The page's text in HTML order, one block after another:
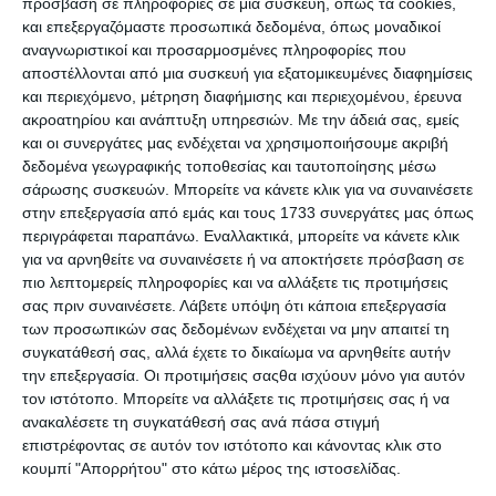
και επεξεργαζόμαστε προσωπικά δεδομένα, όπως μοναδικοί
αναγνωριστικοί και προσαρμοσμένες πληροφορίες που
αποστέλλονται από μια συσκευή για εξατομικευμένες διαφημίσεις
και περιεχόμενο, μέτρηση διαφήμισης και περιεχομένου, έρευνα
ακροατηρίου και ανάπτυξη υπηρεσιών. Με την άδειά σας, εμείς
και οι συνεργάτες μας ενδέχεται να χρησιμοποιήσουμε ακριβή
δεδομένα γεωγραφικής τοποθεσίας και ταυτοποίησης μέσω
σάρωσης συσκευών. Μπορείτε να κάνετε κλικ για να συναινέσετε
στην επεξεργασία από εμάς και τους 1733 συνεργάτες μας όπως
περιγράφεται παραπάνω. Εναλλακτικά, μπορείτε να κάνετε κλικ
για να αρνηθείτε να συναινέσετε ή να αποκτήσετε πρόσβαση σε
πιο λεπτομερείς πληροφορίες και να αλλάξετε τις προτιμήσεις
σας πριν συναινέσετε. Λάβετε υπόψη ότι κάποια επεξεργασία
των προσωπικών σας δεδομένων ενδέχεται να μην απαιτεί τη
συγκατάθεσή σας, αλλά έχετε το δικαίωμα να αρνηθείτε αυτήν
την επεξεργασία. Οι προτιμήσεις σαςθα ισχύουν μόνο για αυτόν
τον ιστότοπο. Μπορείτε να αλλάξετε τις προτιμήσεις σας ή να
ανακαλέσετε τη συγκατάθεσή σας ανά πάσα στιγμή
επιστρέφοντας σε αυτόν τον ιστότοπο και κάνοντας κλικ στο
κουμπί "Απορρήτου" στο κάτω μέρος της ιστοσελίδας.
κοινωνίας, η Άλι αποφασίζει να δώσει φωνή
στους φιμωμένους.
Κάποιος άλλος έχει αποφασίσει να πάρει
εκδίκηση.
Καθώς η Άλι αρχίζει να συνδέει τα στοιχεία,
αντιλαμβάνεται ότι πλησιάζει στην αποκάλυψη
της αλήθειας, η οποία είναι πιο συγκλονιστική
από όσο υποψιαζόταν.
Για να μπορέσει να φέρει στο φως αυτή την
αλήθεια, θα πρέπει να ρισκάρει την ελευθερία και
τη ζωή της...
Το ολοκαίνουριο, συγκλονιστικό θρίλερ από τη
νούμερο ένα συγγραφέα μπεστ σέλερ Val
McDermid.